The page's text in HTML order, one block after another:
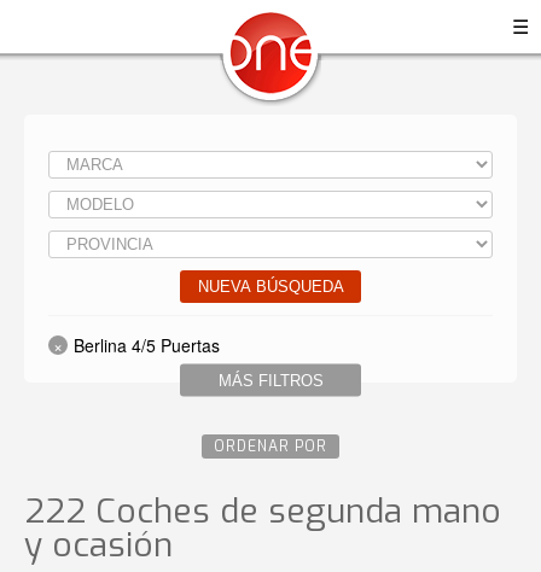
☰
NUEVA BÚSQUEDA
MÁS FILTROS
Berlina 4/5 Puertas
ORDENAR POR
222 Coches de segunda mano
y ocasión